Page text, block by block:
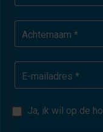
Achternaam *
E-mailadres *
Ja, ik wil op de